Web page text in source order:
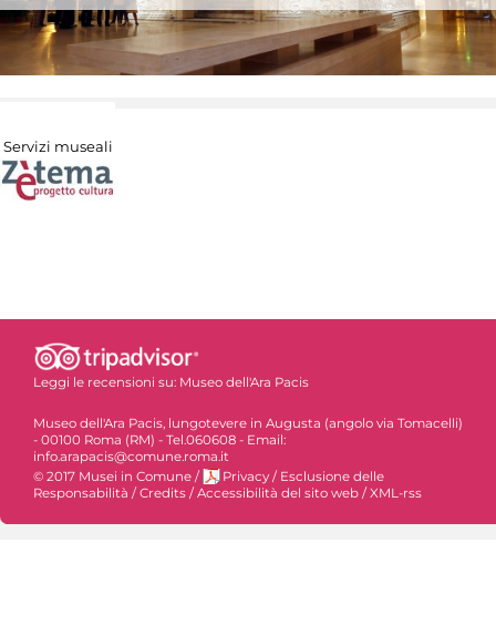
Servizi museali
Leggi le recensioni su: Museo dell'Ara Pacis
Museo dell'Ara Pacis, lungotevere in Augusta (angolo via Tomacelli)
- 00100 Roma (RM) - Tel.060608 - Email:
info.arapacis@comune.roma.it
© 2017 Musei in Comune / Privacy / Esclusione delle
Responsabilità / Credits / Accessibilità del sito web / XML-rss